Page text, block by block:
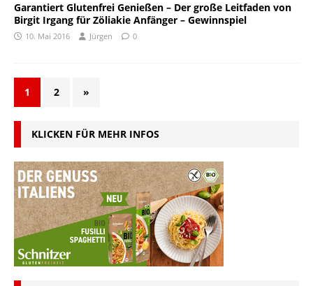
Garantiert Glutenfrei Genießen – Der große Leitfaden von
Birgit Irgang für Zöliakie Anfänger – Gewinnspiel
10. Mai 2016 Jürgen 0
1 2 »
KLICKEN FÜR MEHR INFOS